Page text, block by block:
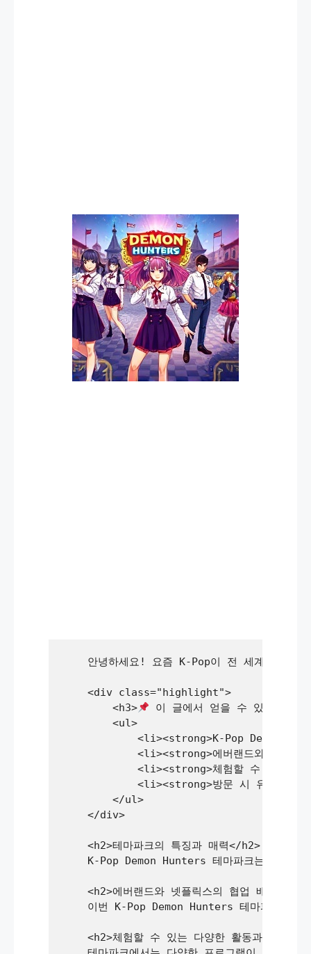
안녕하세요! 요즘 K-Pop이 전 세계적으로
    <div class="highlight">
        <h3>
이 글에서 얻을 수 있는 핵심
        <ul>
<li><strong>K-Pop Demon
<li><strong>에버랜드와 넷플릭
<li><strong>체험할 수 있는 다
<li><strong>방문 시 유용한 팁
        </ul>
    </div>
    <h2>테마파크의 특징과 매력</h2>
K-Pop Demon Hunters 테마파크는 에버랜드
    <h2>에버랜드와 넷플릭스의 협업 배경</h2>
이번 K-Pop Demon Hunters 테마파크는 에버
<h2>체험할 수 있는 다양한 활동과 프로그